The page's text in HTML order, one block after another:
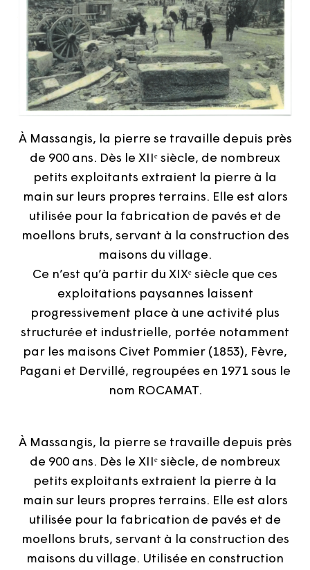
À Massangis, la pierre se travaille depuis près
de 900 ans. Dès le XIIᵉ siècle, de nombreux
petits exploitants extraient la pierre à la
main sur leurs propres terrains. Elle est alors
utilisée pour la fabrication de pavés et de
moellons bruts, servant à la construction des
maisons du village.
Ce n’est qu’à partir du XIXᵉ siècle que ces
exploitations paysannes laissent
progressivement place à une activité plus
structurée et industrielle, portée notamment
par les maisons Civet Pommier (1853), Fèvre,
Pagani et Dervillé, regroupées en 1971 sous le
nom ROCAMAT.
À Massangis, la pierre se travaille depuis près
de 900 ans. Dès le XIIᵉ siècle, de nombreux
petits exploitants extraient la pierre à la
main sur leurs propres terrains. Elle est alors
utilisée pour la fabrication de pavés et de
moellons bruts, servant à la construction des
maisons du village. Utilisée en construction